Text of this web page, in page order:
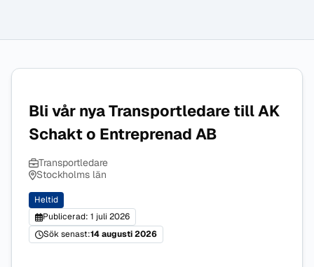
Bli vår nya Transportledare till AK
Schakt o Entreprenad AB
Transportledare
Stockholms län
Heltid
Publicerad: 1 juli 2026
Sök senast:14 augusti 2026